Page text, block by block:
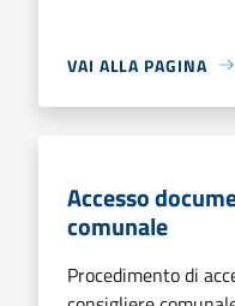
VAI ALLA PAGINA
Accesso
comunale
Procedimento di